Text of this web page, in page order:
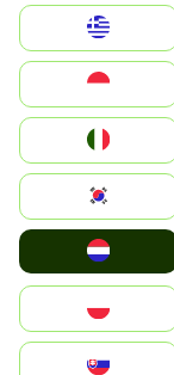
Magyarország
South Korea